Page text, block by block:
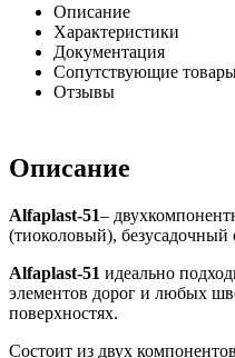
Описание
Характеристики
Документация
Сопутствующие
Отзывы
Описание
Alfaplast-51–
(тиоколовый),
Alfaplast-51 идеально
элементов дорог и любых
поверхностях.
Состоит из двух